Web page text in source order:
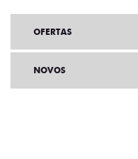
OFERTAS
NOVOS